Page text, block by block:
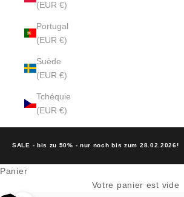
(EUR €)
Portugal
(EUR €)
Suède
(EUR €)
Tchéquie
(EUR €)
SALE - bis zu 50% - nur noch bis zum 28.02.2026!
Panier
Votre panier est vide